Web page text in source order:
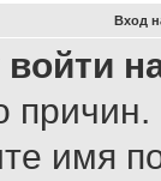
Вход
войти
имя